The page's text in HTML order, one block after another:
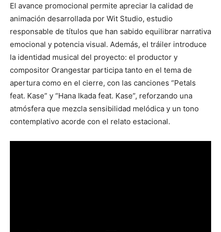
El avance promocional permite apreciar la calidad de
animación desarrollada por Wit Studio, estudio
responsable de títulos que han sabido equilibrar narrativa
emocional y potencia visual. Además, el tráiler introduce
la identidad musical del proyecto: el productor y
compositor Orangestar participa tanto en el tema de
apertura como en el cierre, con las canciones “Petals
feat. Kase” y “Hana Ikada feat. Kase”, reforzando una
atmósfera que mezcla sensibilidad melódica y un tono
contemplativo acorde con el relato estacional.